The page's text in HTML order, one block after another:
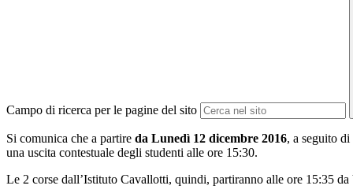
Campo di ricerca per le pagine del sito
Si comunica che a partire da Lunedì 12 dicembre 2016, a seguito
una uscita contestuale degli studenti alle ore 15:30.
Le 2 corse dall’Istituto Cavallotti, quindi, partiranno alle ore 15:35